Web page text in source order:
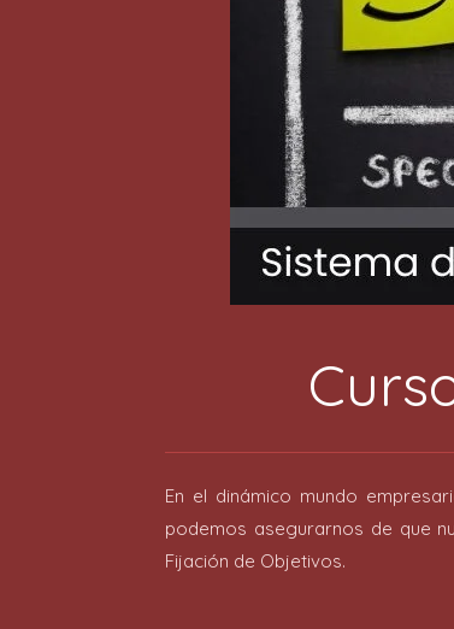
En el dinámico mundo
podemos asegurarnos de que
Fijación de Objetivos.